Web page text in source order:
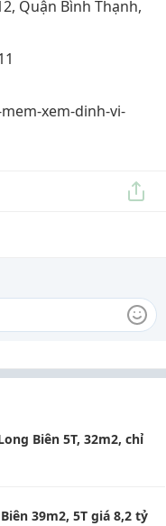
Quận Bình Thạnh,
xem-dinh-vi-
Biên 5T, 32m2, chỉ
39m2, 5T giá 8,2 tỷ